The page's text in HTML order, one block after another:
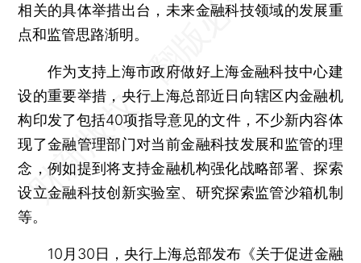
相关的具体举措出台，未来金融科技领域的发展重
点和监管思路渐明。
作为支持上海市政府做好上海金融科技中心建
设的重要举措，央行上海总部近日向辖区内金融机
构印发了包括40项指导意见的文件，不少新内容体
现了金融管理部门对当前金融科技发展和监管的理
念，例如提到将支持金融机构强化战略部署、探索
设立金融科技创新实验室、研究探索监管沙箱机制
等。
10月30日，央行上海总部发布《关于促进金融